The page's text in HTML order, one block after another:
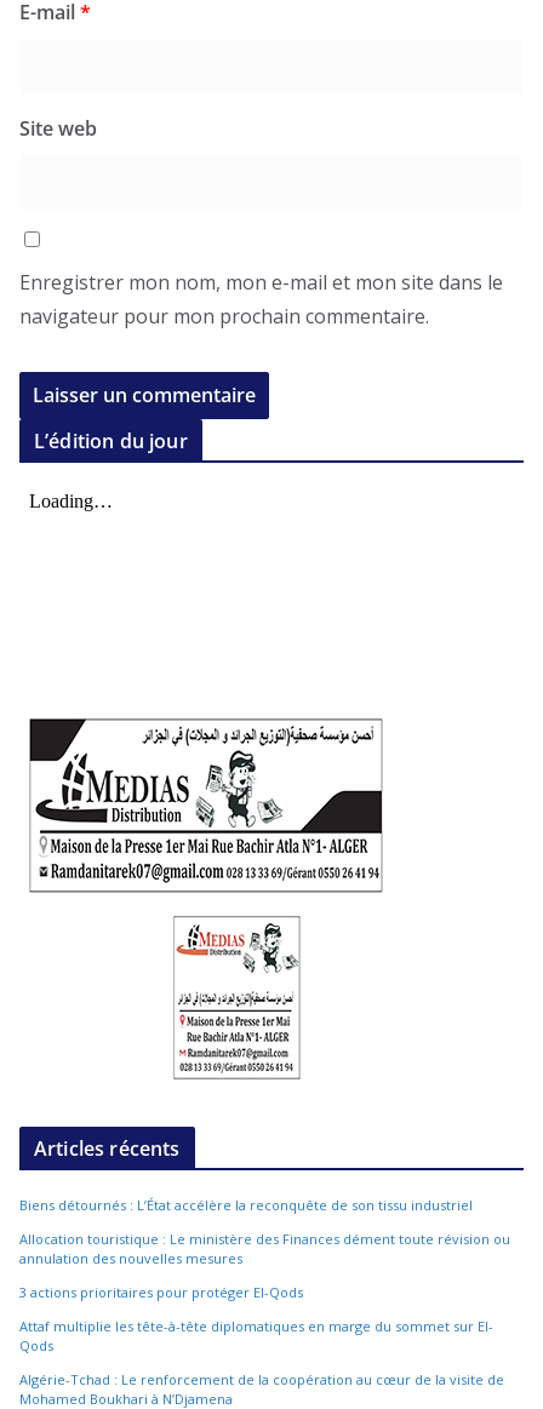
E-mail*
Site web
Enregistrer mon nom, mon e-mail et mon site dans le
navigateur pour mon prochain commentaire.
L’édition du jour
Articles récents
Biens détournés : L’État accélère la reconquête de son tissu industriel
Allocation touristique : Le ministère des Finances dément toute révision ou
annulation des nouvelles mesures
3 actions prioritaires pour protéger El-Qods
Attaf multiplie les tête-à-tête diplomatiques en marge du sommet sur El-
Qods
Algérie-Tchad : Le renforcement de la coopération au cœur de la visite de
Mohamed Boukhari à N’Djamena